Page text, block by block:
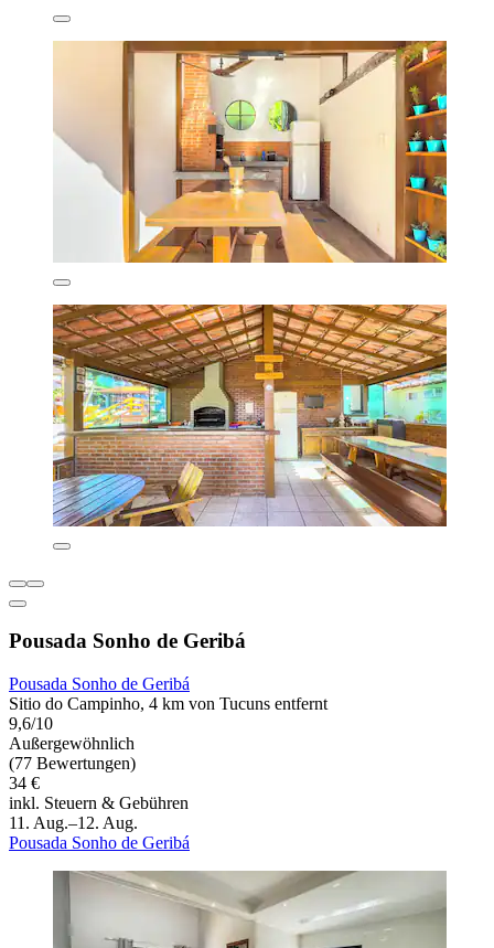
Pousada Sonho de Geribá
Pousada Sonho de Geribá
Sitio do Campinho, 4 km von Tucuns entfernt
9,6/10
Außergewöhnlich
(77 Bewertungen)
34 €
inkl. Steuern & Gebühren
11. Aug.–12. Aug.
Pousada Sonho de Geribá